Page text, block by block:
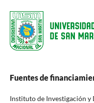
Fuentes de
Instituto de Investigación y